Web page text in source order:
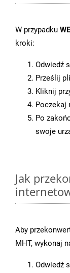
W przypadku
kroki:
Odwiedź
Prześlij
Kliknij
Poczekaj
Po
swoje
Jak
Aby
MHT, wykonaj
Odwiedź